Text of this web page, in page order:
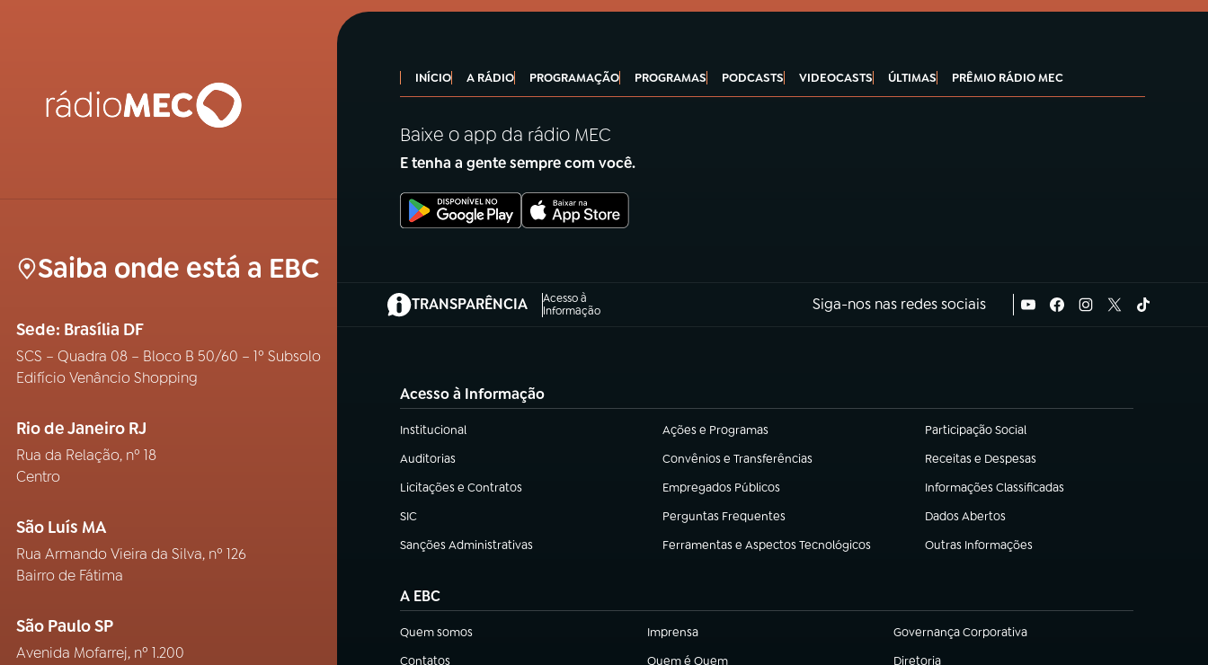
Saiba onde está a EBC
Sede: Brasília DF
SCS – Quadra 08 – Bloco B 50/60 – 1º Subsolo
Edifício Venâncio Shopping
Rio de Janeiro RJ
Rua da Relação, nº 18
Centro
São Luís MA
Rua Armando Vieira da Silva, nº 126
Bairro de Fátima
São Paulo SP
Avenida Mofarrej, nº 1.200
INÍCIO A RÁDIO PROGRAMAÇÃO PROGRAMAS PODCASTS VIDEOCASTS ÚLTIMAS PRÊMIO RÁDIO MEC
Baixe o app da rádio MEC
E tenha a gente sempre com você.
TRANSPARÊNCIA
Acesso à
Informação
(abre em nova aba) Siga-nos nas redes sociais
Acesso à Informação
Institucional
(abre em nova aba) Ações e Programas
(abre em nova aba) Participação Social
(abre em nova aba)
Auditorias
(abre em nova aba) Convênios e Transferências
(abre em nova aba) Receitas e Despesas
(abre em nova aba)
Licitações e Contratos
(abre em nova aba) Empregados Públicos
(abre em nova aba) Informações Classificadas
(abre em nova aba)
SIC
(abre em nova aba) Perguntas Frequentes
(abre em nova aba) Dados Abertos
(abre em nova aba)
Sanções Administrativas
(abre em nova aba) Ferramentas e Aspectos Tecnológicos
(abre em nova aba) Outras Informações
(abre em nova aba)
A EBC
Quem somos
(abre em nova aba) Imprensa
(abre em nova aba) Governança Corporativa
(abre em nova aba)
Contatos
Quem é Quem Diretoria